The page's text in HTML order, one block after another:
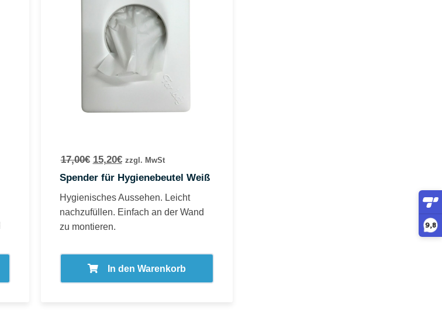
9,8
17,00€ 15,20€ zzgl. MwSt
Spender für Hygienebeutel Weiß
Hygienisches Aussehen. Leicht
nachzufüllen. Einfach an der Wand
zu montieren.
In den Warenkorb